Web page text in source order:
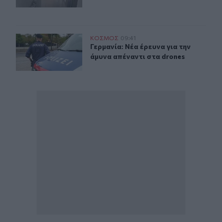
Γερμανία: Νέα έρευνα για την άμυνα απέναντι στα
ΚΟΣΜΟΣ 09:41
Γερμανία: Νέα έρευνα για την
Γερμανία: Νέα έρευνα για την
άμυνα απέναντι στα drones